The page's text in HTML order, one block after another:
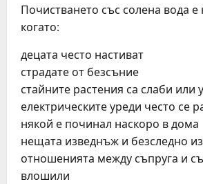
Почистването със солена вода
когато:
децата често настиват
страдате от безсъние
стайните растения са слаби или
електрическите уреди често се
някой е починал наскоро в дома
нещата изведнъж и безследно
отношенията между съпруга и
влошили